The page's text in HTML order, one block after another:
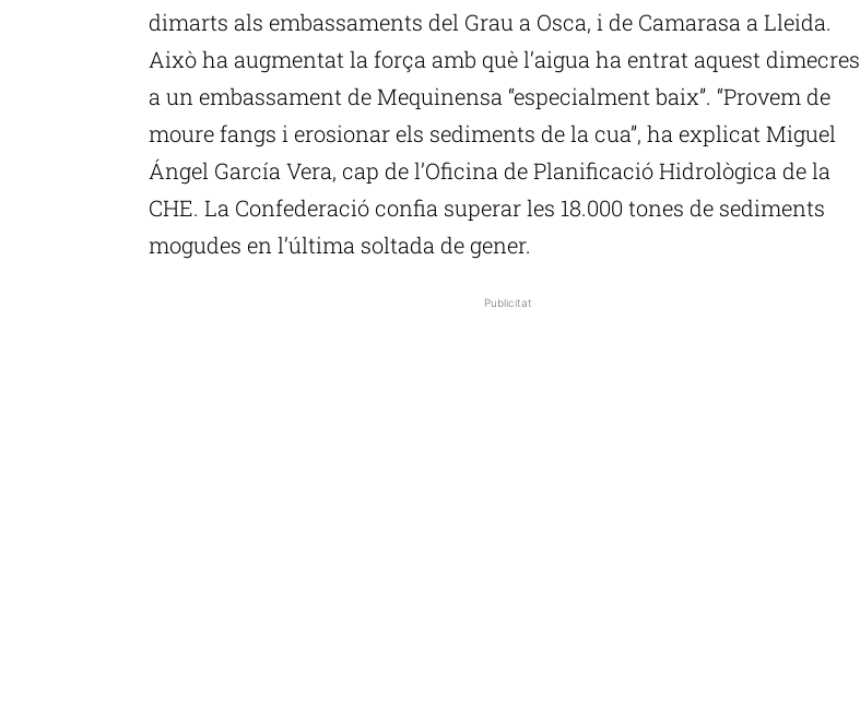
dimarts als embassaments del Grau a Osca, i de Camarasa a Lleida.
Això ha augmentat la força amb què l’aigua ha entrat aquest dimecres
a un embassament de Mequinensa “especialment baix”. “Provem de
moure fangs i erosionar els sediments de la cua”, ha explicat Miguel
Ángel García Vera, cap de l’Oficina de Planificació Hidrològica de la
CHE. La Confederació confia superar les 18.000 tones de sediments
mogudes en l’última soltada de gener.
Publicitat